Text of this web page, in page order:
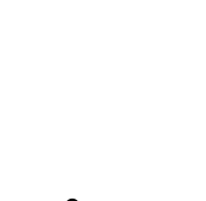
Recherche